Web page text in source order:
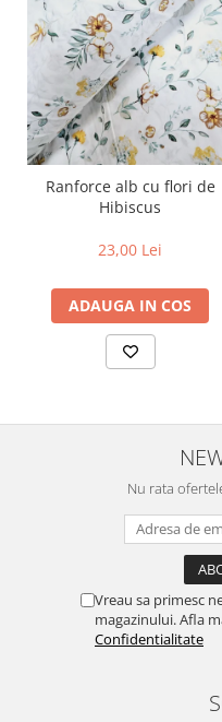
Ranforce alb cu flori de
Hibiscus
23,00 Lei
ADAUGA IN COS
Nu rata
Vreau sa primesc
magazinului. Afla
Confidentialitate